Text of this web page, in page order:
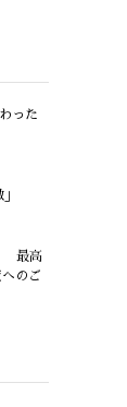
った
最高
のご